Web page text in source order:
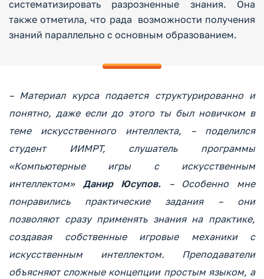
систематизировать разрозненные знания. Она
также отметила, что рада возможности получения
знаний параллельно с основным образованием.
– Материал курса подается структурированно и
понятно, даже если до этого ты был новичком в
теме искусственного интеллекта, – поделился
студент ИИМРТ, слушатель программы
«Компьютерные игры с искусственным
интеллектом» Данир Юсупов. – Особенно мне
понравились практические задания – они
позволяют сразу применять знания на практике,
создавая собственные игровые механики с
искусственным интеллектом. Преподаватели
объясняют сложные концепции простым языком, а